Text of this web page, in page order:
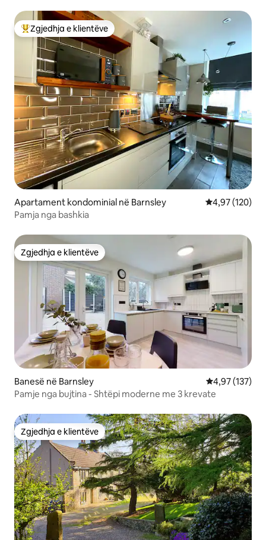
Më të mirat e zgjedhjeve të klientëve
Zgjedhja e klientëve
Apartament kondominial në Barnsley Vlerësimi
4,97 (120)
Pamja nga bashkia
Zgjedhja e klientëve
Zgjedhja e klientëve
Banesë në Barnsley Vlerësimi
4,97 (137)
Pamje nga bujtina - Shtëpi moderne me 3 krevate
Zgjedhja e klientëve
Zgjedhja e klientëve